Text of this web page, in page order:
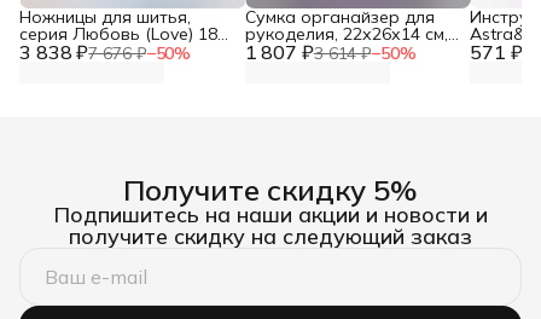
3 838 ₽7 676 ₽−50%
Ножницы для шитья,
серия Любовь (Love) 18
см, Prym, 610540 1 807 ₽3 614 ₽−50%
Сумка органайзер для
рукоделия, 22х26х14 см,
Hobby&Pro 571 ₽
Получите скидку 5%
Подпишитесь на наши акции и новости и
получите скидку на следующий заказ